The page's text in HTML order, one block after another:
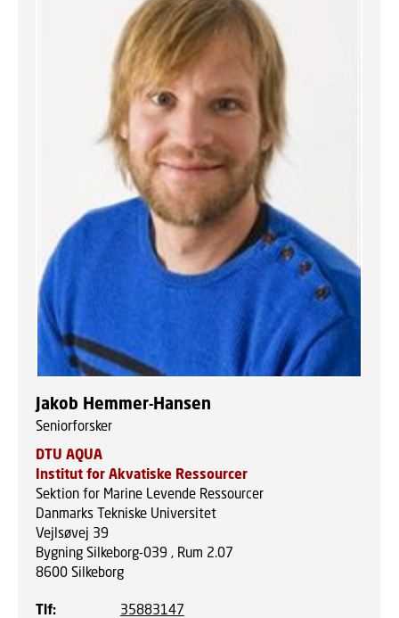
Jakob Hemmer-Hansen
Seniorforsker
DTU AQUA
Institut for Akvatiske Ressourcer
Sektion for Marine Levende Ressourcer
Danmarks Tekniske Universitet
Vejlsøvej 39
Bygning Silkeborg-039 , Rum 2.07
8600 Silkeborg
Tlf:
35883147